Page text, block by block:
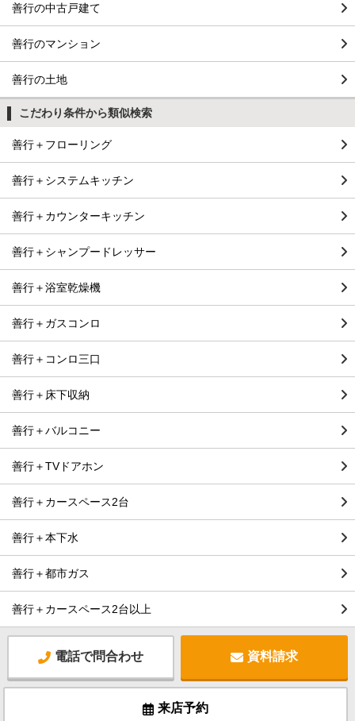
善行の中古戸建て
善行のマンション
善行の土地
こだわり条件から類似検索
善行＋フローリング
善行＋システムキッチン
善行＋カウンターキッチン
善行＋シャンプードレッサー
善行＋浴室乾燥機
善行＋ガスコンロ
善行＋コンロ三口
善行＋床下収納
善行＋バルコニー
善行＋TVドアホン
善行＋カースペース2台
善行＋本下水
善行＋都市ガス
善行＋カースペース2台以上
電話で問合わせ 資料請求
来店予約